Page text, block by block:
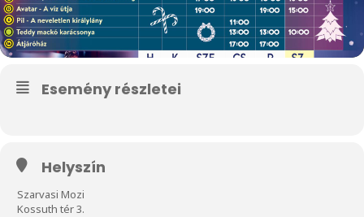
Esemény részletei
Helyszín
Szarvasi Mozi
Kossuth tér 3.